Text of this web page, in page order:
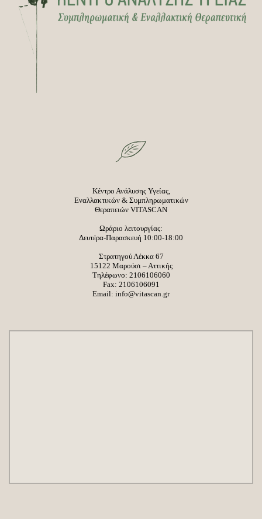
Κέντρο Ανάλυσης Υγείας,
Εναλλακτικών & Συμπληρωματικών
Θεραπειών VITASCAN
Ωράριο λειτουργίας:
Δευτέρα-Παρασκευή 10:00-18:00
Στρατηγού Λέκκα 67
15122 Μαρούσι – Αττικής
Τηλέφωνο: 2106106060
Fax: 2106106091
Email: info@vitascan.gr